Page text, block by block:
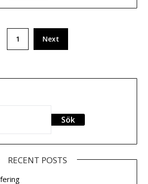
1 Next
Sök
RECENT POSTS